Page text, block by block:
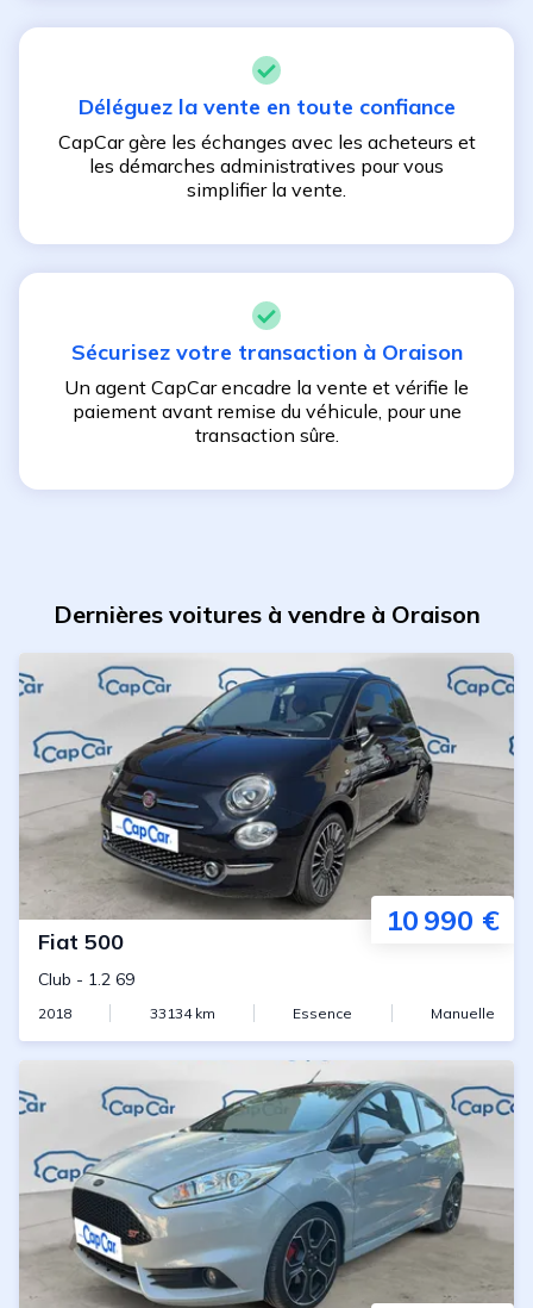
Déléguez la vente en toute confiance
CapCar gère les échanges avec les acheteurs et
les démarches administratives pour vous
simplifier la vente.
Sécurisez votre transaction à Oraison
Un agent CapCar encadre la vente et vérifie le
paiement avant remise du véhicule, pour une
transaction sûre.
Dernières voitures à vendre à Oraison
10 990 €
Fiat 500
Club - 1.2 69
2018 33134km Essence Manuelle